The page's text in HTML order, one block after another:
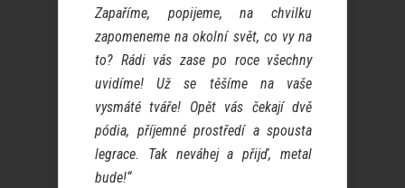
Zapaříme, popijeme, na chvilku
zapomeneme na okolní svět, co vy na
to? Rádi vás zase po roce všechny
uvidíme! Už se těšíme na vaše
vysmáté tváře! Opět vás čekají dvě
pódia, příjemné prostředí a spousta
legrace. Tak neváhej a přijď, metal
bude!“